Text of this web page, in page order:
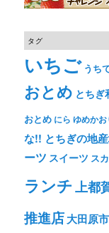
タグ
いちご うち
おとめ とちぎ
おとめ にら ゆめかお
な!! とちぎの地
ーツ スイーツ ス
ランチ上都
推進店大田原市